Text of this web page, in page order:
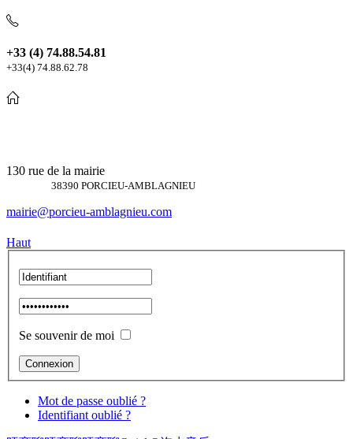
+33 (4) 74.88.54.81
+33(4) 74.88.62.78
130 rue de la mairie
38390 PORCIEU-AMBLAGNIEU
mairie@porcieu-amblagnieu.com
Haut
Se souvenir de moi
Mot de passe oublié ?
Identifiant oublié ?